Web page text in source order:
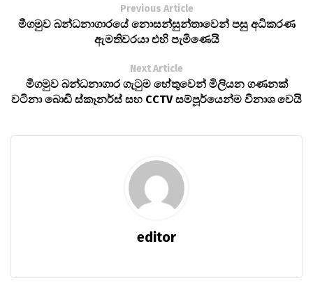
Previous Article
මීගමුව බන්ධනාගාරයේ නොසන්සුන්තාවෙන් පසු අධිකරණ
ඇමතිවරයා එහි පැමිණෙයි
Next Article
මීගමුව බන්ධනාගාර ගැටුම හේතුවෙන් මිලියන ගණනක්
වටිනා බොඩි ස්කෑනර්ස් සහ CCTV සම්පූර්යෙන්ම විනාශ වෙයි
editor